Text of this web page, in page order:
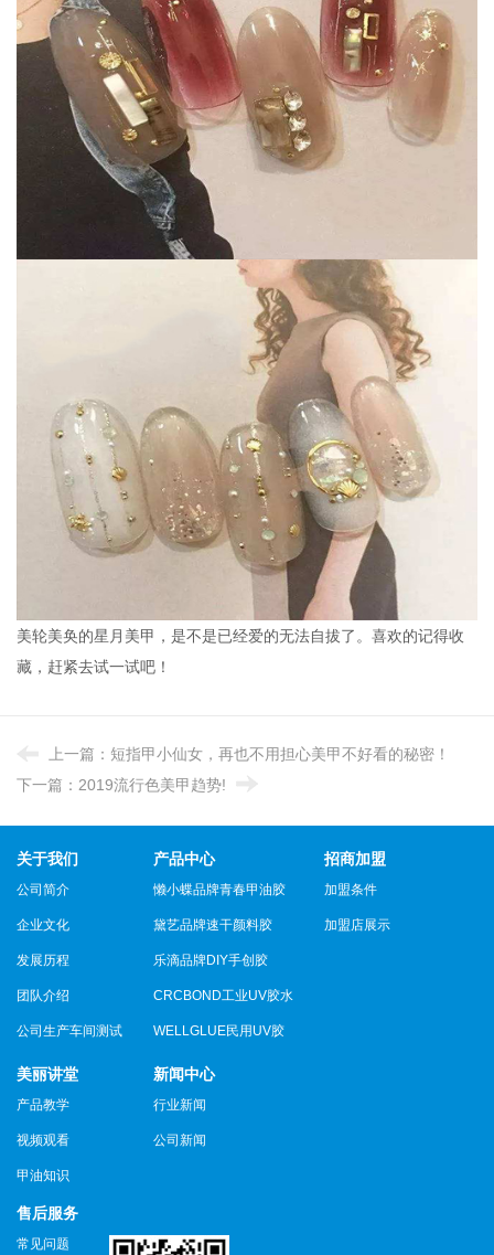
美轮美奂的星月美甲，是不是已经爱的无法自拔了。喜欢的记得收
藏，赶紧去试一试吧！
上一篇： 短指甲小仙女，再也不用担心美甲不好看的秘密！
下一篇： 2019流行色美甲趋势!
关于我们
公司简介
企业文化
发展历程
团队介绍
公司生产车间测试
美丽讲堂
产品教学
视频观看
甲油知识
产品中心
懒小蝶品牌青春甲油胶
黛艺品牌速干颜料胶
乐滴品牌DIY手创胶
CRCBOND工业UV胶水
WELLGLUE民用UV胶
新闻中心
行业新闻
公司新闻
招商加盟
加盟条件
加盟店展示
售后服务
常见问题